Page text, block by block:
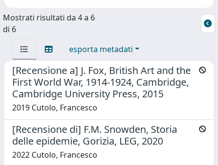
Mostrati risultati da 4 a 6
di 6
esporta metadati
[Recensione a] J. Fox, British Art and the
First World War, 1914-1924, Cambridge,
Cambridge University Press, 2015
2019 Cutolo, Francesco
[Recensione di] F.M. Snowden, Storia
delle epidemie, Gorizia, LEG, 2020
2022 Cutolo, Francesco